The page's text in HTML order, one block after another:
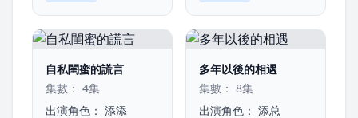
自私閨蜜的謊言
集數： 4集
出演角色： 添添
多年以後的相遇
集數： 8集
出演角色： 添总